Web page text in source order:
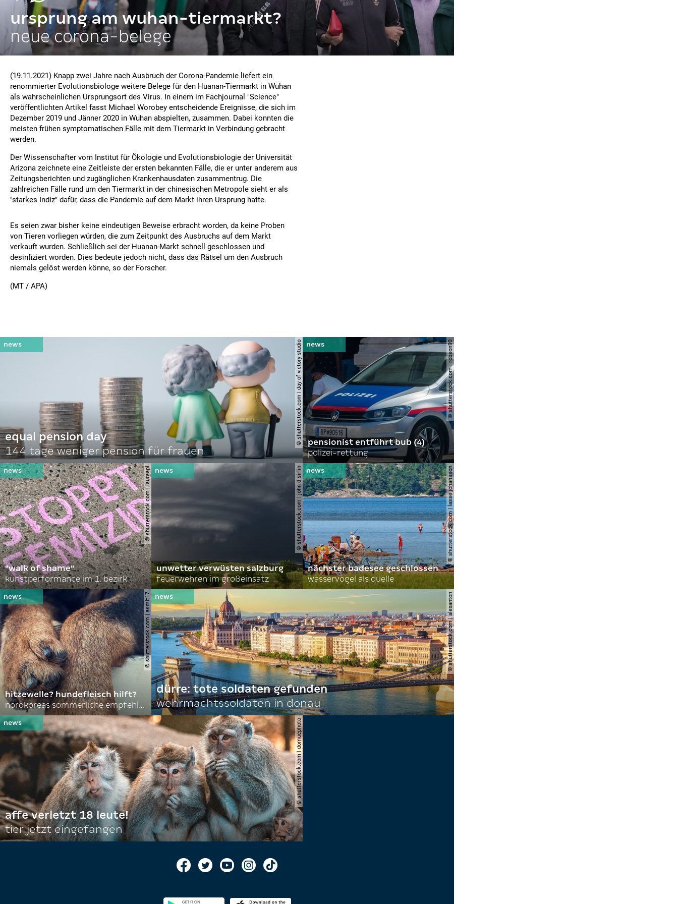
ursprung am wuhan-tiermarkt?
neue corona-belege
(19.11.2021) Knapp zwei Jahre nach Ausbruch der Corona-Pandemie liefert ein
renommierter Evolutionsbiologe weitere Belege für den Huanan-Tiermarkt in Wuhan
als wahrscheinlichen Ursprungsort des Virus. In einem im Fachjournal "Science"
veröffentlichten Artikel fasst Michael Worobey entscheidende Ereignisse, die sich im
Dezember 2019 und Jänner 2020 in Wuhan abspielten, zusammen. Dabei konnten die
meisten frühen symptomatischen Fälle mit dem Tiermarkt in Verbindung gebracht
werden.
Der Wissenschafter vom Institut für Ökologie und Evolutionsbiologie der Universität
Arizona zeichnete eine Zeitleiste der ersten bekannten Fälle, die er unter anderem aus
Zeitungsberichten und zugänglichen Krankenhausdaten zusammentrug. Die
zahlreichen Fälle rund um den Tiermarkt in der chinesischen Metropole sieht er als
"starkes Indiz" dafür, dass die Pandemie auf dem Markt ihren Ursprung hatte.
Es seien zwar bisher keine eindeutigen Beweise erbracht worden, da keine Proben
von Tieren vorliegen würden, die zum Zeitpunkt des Ausbruchs auf dem Markt
verkauft wurden. Schließlich sei der Huanan-Markt schnell geschlossen und
desinfiziert worden. Dies bedeute jedoch nicht, dass das Rätsel um den Ausbruch
niemals gelöst werden könne, so der Forscher.
(MT / APA)
© shutterstock.com | day of victory studio
equal pension day
144 tage weniger pension für frauen
© shutterstock.com | robson90
pensionist entführt bub (4)
polizei-rettung
© shutterstock.com | lauraapl
"walk of shame"
kunstperformance im 1. bezirk
© shutterstock.com | john d sirlin
unwetter verwüsten salzburg
feuerwehren im großeinsatz
© shutterstock.com | lasse johansson
nächster badesee geschlossen
wasservögel als quelle
© shutterstock.com | asmit17
hitzewelle? hundefleisch hilft?
nordkoreas sommerliche empfehlungen
© shutterstock.com | alexanton
dürre: tote soldaten gefunden
wehrmachtssoldaten in donau
© shutterstock.com | domuephoto
affe verletzt 18 leute!
tier jetzt eingefangen